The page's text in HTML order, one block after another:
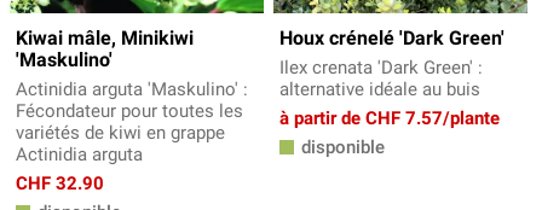
Kiwai mâle, Minikiwi
'Maskulino'
Actinidia arguta 'Maskulino' :
Fécondateur pour toutes les
variétés de kiwi en grappe
Actinidia arguta
CHF 32.90
Houx crénelé 'Dark Green'
Ilex crenata 'Dark Green' :
alternative idéale au buis
à partir de CHF 7.57/plante
disponible